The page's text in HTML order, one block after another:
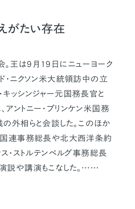
がたい存在
王は9月19日にニューヨーク
・ニクソン米大統領訪中の立
キッシンジャー元国務長官と
アントニー・ブリンケン米国務
外相らと会談した。このほか
国連事務総長や北大西洋条約
・ストルテンベルグ事務総長
説や講演もこなした。……